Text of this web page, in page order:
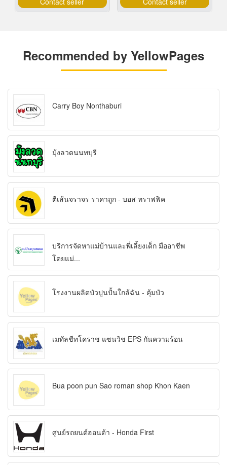
Recommended by YellowPages
Carry Boy Nonthaburi
มุ้งลวดนนทบุรี
ตีเส้นจราจร ราคาถูก - บอส ทราฟฟิค
บริการจัดหาแม่บ้านและพี่เลี้ยงเด็ก มืออาชีพ
โดยแม่...
โรงงานผลิตบัวปูนปั้นใกล้ฉัน - คุ้มบัว
เมทัลชีทโคราช แซนวิช EPS กันความร้อน
Bua poon pun Sao roman shop Khon Kaen
ศูนย์รถยนต์ฮอนด้า - Honda First